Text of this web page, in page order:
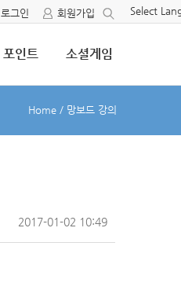
Select
로그인 회원가입
포인트 소셜게임
Home / 망보드 강의
2017-01-02 10:49